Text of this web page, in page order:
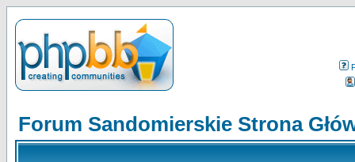
Forum Sandomierskie Strona